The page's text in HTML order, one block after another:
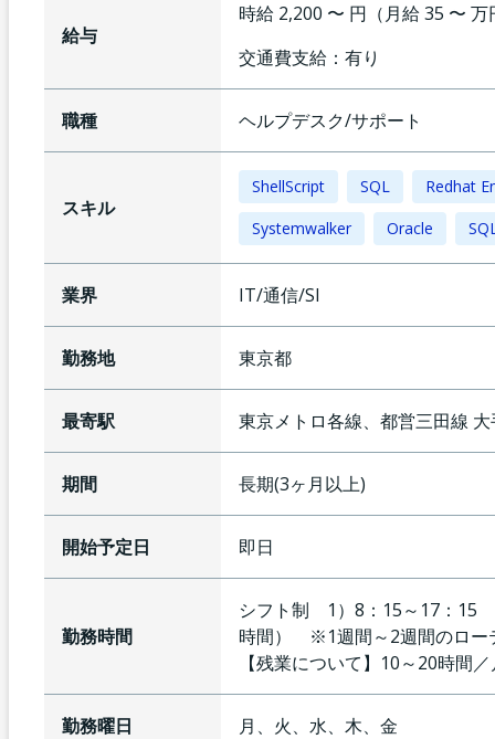
給与
時給 2,200 〜 円（月給 35 〜 万
交通費支給： 有り
職種 ヘルプデスク/サポート
スキル
ShellScript SQL
Redhat
Systemwalker
Oracle
業界 IT/通信/SI
勤務地 東京都
最寄駅 東京メトロ各線、都営三田線
期間 長期(3ヶ月以上)
開始予定日 即日
勤務時間
シフト制 1）8：15～17：15
時間） ※1週間～2週間のロー
【残業について】 10～20時間
勤務曜日 月、火、水、木、金